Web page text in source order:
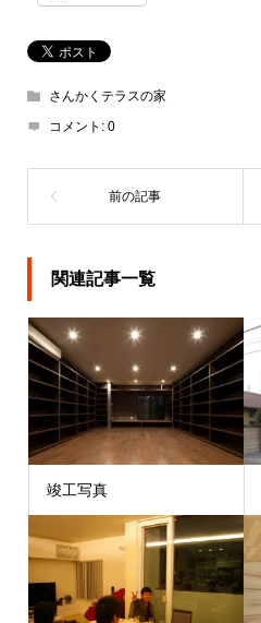
さんかくテラスの家
コメント: 0
関連記事一覧
竣工写真